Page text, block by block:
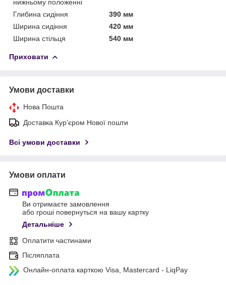
нижньому положенні
Глибина сидіння
390 мм
Ширина сидіння
420 мм
Ширина стільця
540 мм
Приховати
Умови доставки
Нова Пошта
Доставка Курʼєром Нової пошти
Всі умови доставки
Умови оплати
Ви отримаєте замовлення
або гроші повернуться на вашу картку
Детальніше
Оплатити частинами
Післяплата
Онлайн-оплата карткою Visa, Mastercard - LiqPay